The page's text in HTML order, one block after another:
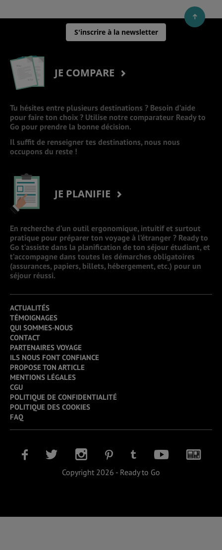
S'inscrire à la newsletter
JE COMPARE
Tu hésites entre plusieurs destinations ? Besoin d’aide
pour faire ton choix ? Utilise notre comparateur Ready to
Go pour prendre la bonne décision.
Il suffit de renseigner tes destinations, nous nous
occupons du reste !
JE PLANIFIE
En recherche d’un outil ergonomique, intuitif et surtout
pratique pour préparer ton voyage à l’étranger ? Ready to
Go t’assiste dans la planification de ton séjour étudiant, et
t’accompagne dans toutes les démarches obligatoires
(assurances, papiers, billets, hébergement, etc.) pour un
séjour réussi.
ACTUALITÉS
TÉMOIGNAGES
QUI SOMMES-NOUS
CONTACT
PARTENAIRES VOYAGE
ILS NOUS FONT CONFIANCE
PROPOSE TON ARTICLE
MENTIONS LÉGALES
CGU
POLITIQUE DE CONFIDENTIALITÉ
POLITIQUE DES COOKIES
FAQ
Copyright 2026 - Ready to Go